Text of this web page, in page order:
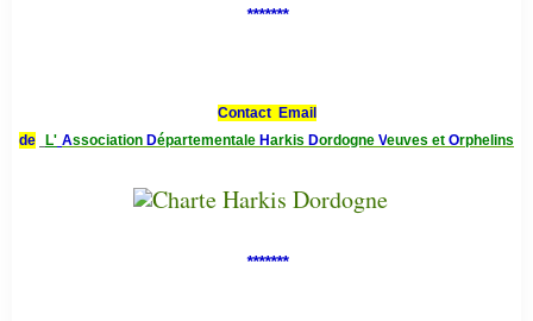
*******
Contact Email
de
L' Association Départementale Harkis Dordogne Veuves et Orphelins
*******